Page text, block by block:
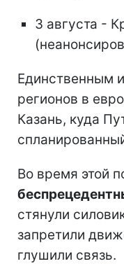
3 августа -
Единственным
регионов в
Казань, куда
Во время этой
стянули
запретили
глушили связь.